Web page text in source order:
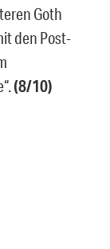
Goth
den Post-
(8/10)